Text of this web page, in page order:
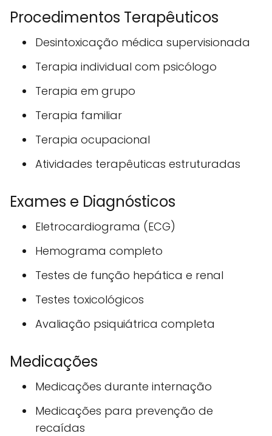
Procedimentos Terapêuticos
Desintoxicação médica supervisionada
Terapia individual com psicólogo
Terapia em grupo
Terapia familiar
Terapia ocupacional
Atividades terapêuticas estruturadas
Exames e Diagnósticos
Eletrocardiograma (ECG)
Hemograma completo
Testes de função hepática e renal
Testes toxicológicos
Avaliação psiquiátrica completa
Medicações
Medicações durante internação
Medicações para prevenção de
recaídas